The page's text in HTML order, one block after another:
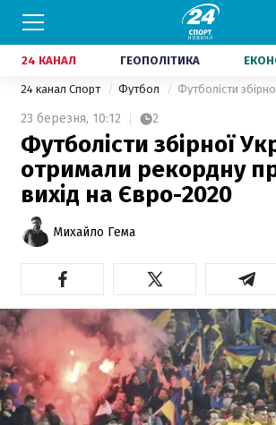
24 КАНАЛ ГЕОПОЛІТИКА
24 канал Спорт Футбол
23 березня, 10:12 2
Футболісти збірної
отримали рекордну
вихід на Євро-2020
Михайло Гема